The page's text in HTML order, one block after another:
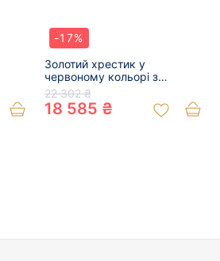
-17%
Золотий хрестик у
червоному кольорі з
цирконом 01-200452436
22 302 ₴
18 585 ₴